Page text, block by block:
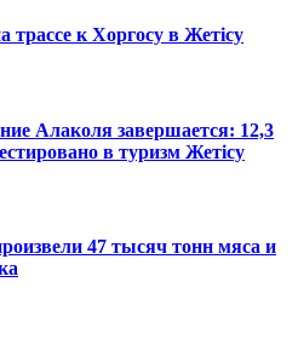
к Хоргосу в Жетісу
Алаколя завершается: 12,3
в туризм Жетісу
47 тысяч тонн мяса и